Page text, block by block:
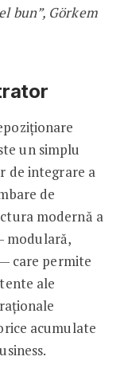
bun”, Görkem
un simplu
de integrare a
de
modernă a
modulară,
care permite
ale
acumulate